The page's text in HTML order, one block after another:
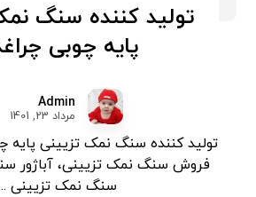
تولید کننده سنگ
پایه چوبی
Admin
مرداد 23, 1401
تولید کننده سنگ نمک تزیینی پایه
فروش سنگ نمک تزیینی، آباژور
سنگ نمک تزیینی